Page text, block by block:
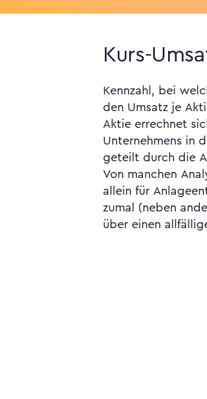
Kurs-
Kennzahl, bei
den Umsatz je
Aktie errechnet
Unternehmens in
geteilt durch die
Von manchen
allein für
zumal (neben
über einen
Zeitraum aussagt.
CROCI, Ertrag,
Histogramm,
Kurs-